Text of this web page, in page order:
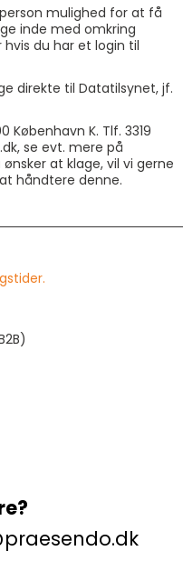
mulighed for at få
inde med omkring
du har et login til
direkte til Datatilsynet, jf.
København K. Tlf. 3319
se evt. mere på
at klage, vil vi gerne
håndtere denne.